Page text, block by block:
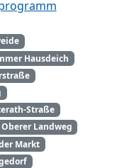
Hausdeich
Straße
Oberer Landweg
Markt